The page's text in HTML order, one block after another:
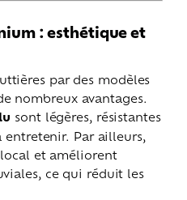
: esthétique et
par des modèles
nombreux avantages.
sont légères, résistantes
entretenir. Par ailleurs,
et améliorent
ce qui réduit les